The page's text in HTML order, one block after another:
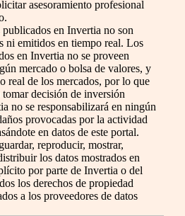
asesoramiento profesional
publicados en Invertia no son
ni emitidos en tiempo real. Los
en Invertia no se proveen
mercado o bolsa de valores, y
real de los mercados, por lo que
decisión de inversión
no se responsabilizará en ningún
provocadas por la actividad
en datos de este portal.
reproducir, mostrar,
los datos mostrados en
por parte de Invertia o del
los derechos de propiedad
a los proveedores de datos